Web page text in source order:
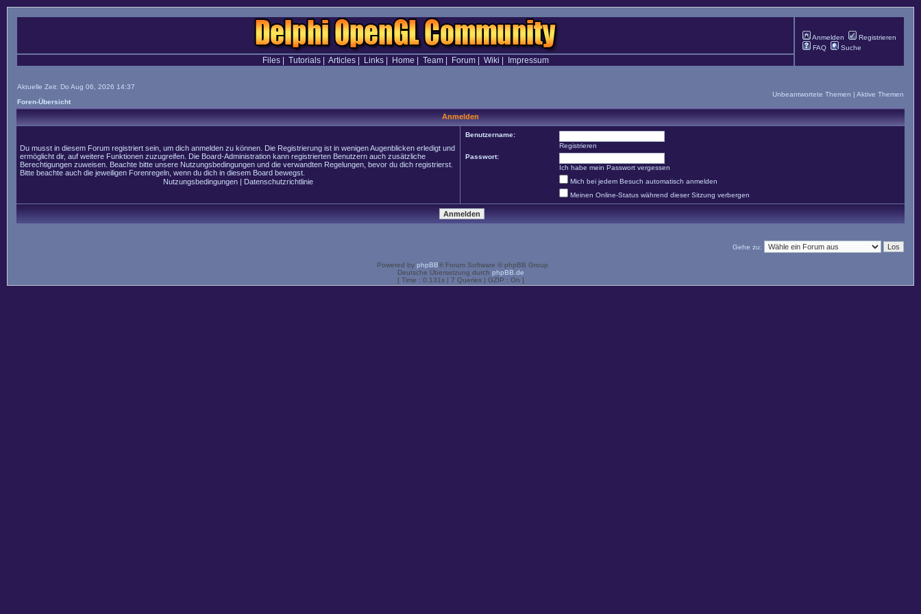
Anmelden
Registrieren
FAQ
Suche
Files| Tutorials| Articles| Links| Home Team| Forum| Wiki Impressum
Aktuelle Zeit: Do Aug 06, 2026 14:37
Foren-Übersicht
Unbeantwortete Themen | Aktive Themen
Anmelden
Du musst in diesem Forum registriert sein, um dich anmelden zu können. Die Registrierung ist in wenigen Augenblicken erledigt und
ermöglicht dir, auf weitere Funktionen zuzugreifen. Die Board-Administration kann registrierten Benutzern auch zusätzliche
Berechtigungen zuweisen. Beachte bitte unsere Nutzungsbedingungen und die verwandten Regelungen, bevor du dich registrierst.
Bitte beachte auch die jeweiligen Forenregeln, wenn du dich in diesem Board bewegst.
Nutzungsbedingungen | Datenschutzrichtlinie
Benutzername:
Registrieren
Passwort:
Ich habe mein Passwort vergessen
Mich bei jedem Besuch automatisch anmelden
Meinen Online-Status während dieser Sitzung verbergen
Gehe zu:
Powered by phpBB® Forum Software © phpBB Group
Deutsche Übersetzung durch phpBB.de
[ Time : 0.131s | 7 Queries | GZIP : On ]